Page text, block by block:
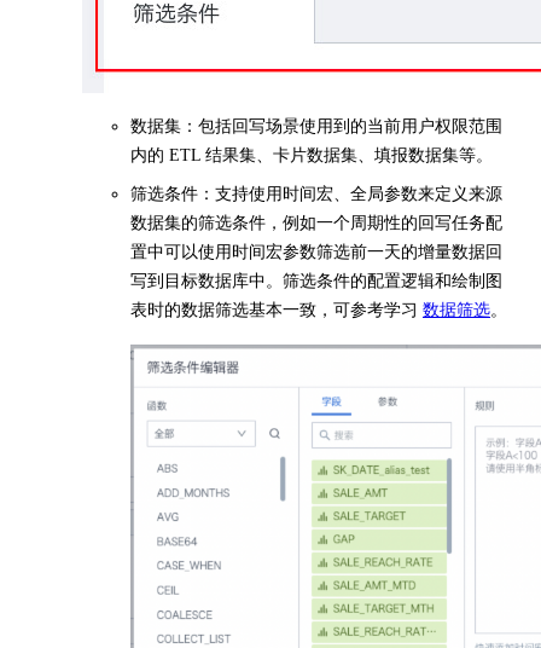
数据集：包括回写场景使用到的当前用户权限范围
内的 ETL 结果集、卡片数据集、填报数据集等。
筛选条件：支持使用时间宏、全局参数来定义来源
数据集的筛选条件，例如一个周期性的回写任务配
置中可以使用时间宏参数筛选前一天的增量数据回
写到目标数据库中。筛选条件的配置逻辑和绘制图
表时的数据筛选基本一致，可参考学习 数据筛选。